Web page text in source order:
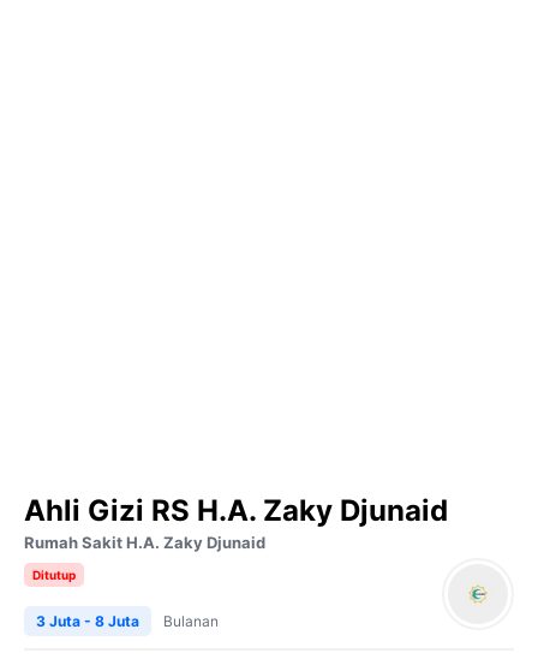
Ahli Gizi RS H.A. Zaky Djunaid
Rumah Sakit H.A. Zaky Djunaid
Ditutup
3 Juta - 8 Juta Bulanan